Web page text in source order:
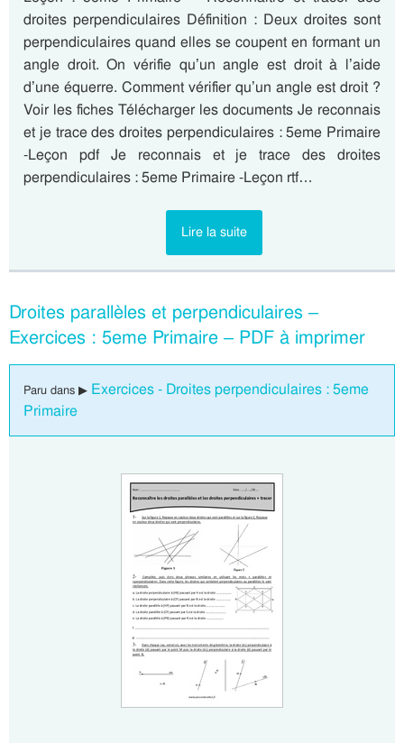
droites perpendiculaires Définition : Deux droites sont
perpendiculaires quand elles se coupent en formant un
angle droit. On vérifie qu’un angle est droit à l’aide
d’une équerre. Comment vérifier qu’un angle est droit ?
Voir les fiches Télécharger les documents Je reconnais
et je trace des droites perpendiculaires : 5eme Primaire
-Leçon pdf Je reconnais et je trace des droites
perpendiculaires : 5eme Primaire -Leçon rtf…
Lire la suite
Droites parallèles et perpendiculaires –
Exercices : 5eme Primaire – PDF à imprimer
Paru dans ▶ Exercices - Droites perpendiculaires : 5eme
Primaire